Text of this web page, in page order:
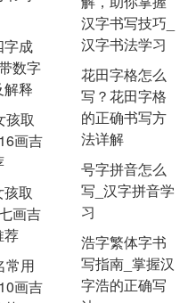
字成
数字
解释
孩取
画吉
取
画吉
荐
常用
画吉
汉字书写技巧_
汉字书法学习
花田字格怎么
写？花田字格
的正确书写方
法详解
号字拼音怎么
写_汉字拼音学
习
浩字繁体字书
写指南_掌握汉
字浩的正确写